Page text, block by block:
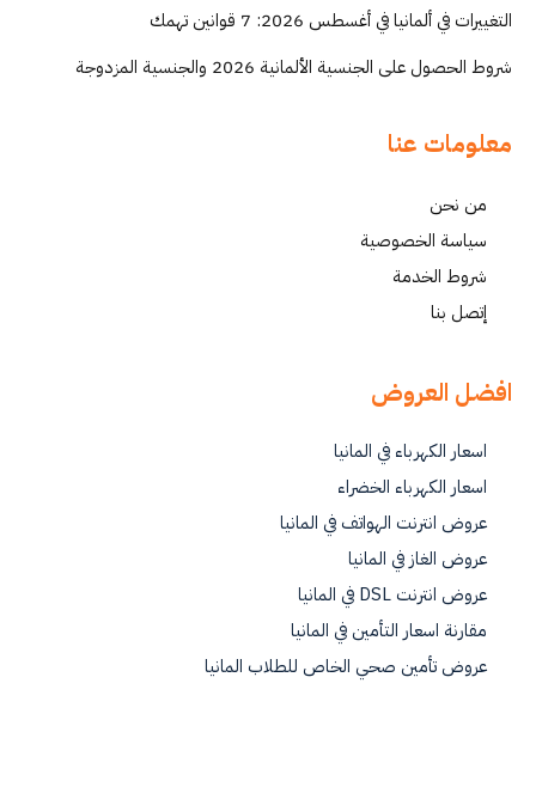
التغييرات في ألمانيا في أغسطس 2026: 7 قوانين تهمك
شروط الحصول على الجنسية الألمانية 2026 والجنسية المزدوجة
معلومات عنا
من نحن
سياسة الخصوصية
شروط الخدمة
إتصل بنا
افضل العروض
اسعار الكهرباء في المانيا
اسعار الكهرباء الخضراء
عروض انترنت الهواتف في المانيا
عروض الغاز في المانيا
عروض انترنت DSL في المانيا
مقارنة اسعار التأمين في المانيا
عروض تأمين صحي الخاص للطلاب المانيا